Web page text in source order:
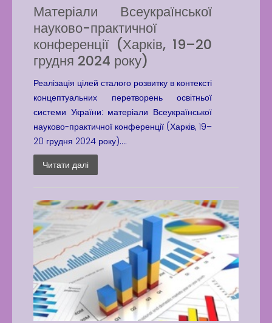
Матеріали Всеукраїнської
науково-практичної
конференції (Харків, 19–20
грудня 2024 року)
Реалізація цілей сталого розвитку в контексті
концептуальних перетворень освітньої
системи України: матеріали Всеукраїнської
науково-практичної конференції (Харків, 19–
20 грудня 2024 року)....
Читати далі